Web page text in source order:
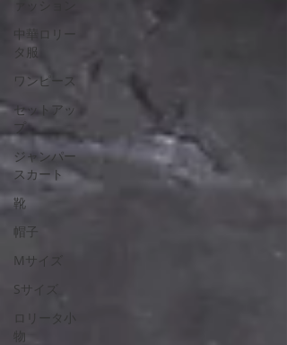
中華ロリー
タ服
ワンピース
セットアッ
プ
ジャンパー
スカート
靴
帽子
Mサイズ
Sサイズ
ロリータ小
物